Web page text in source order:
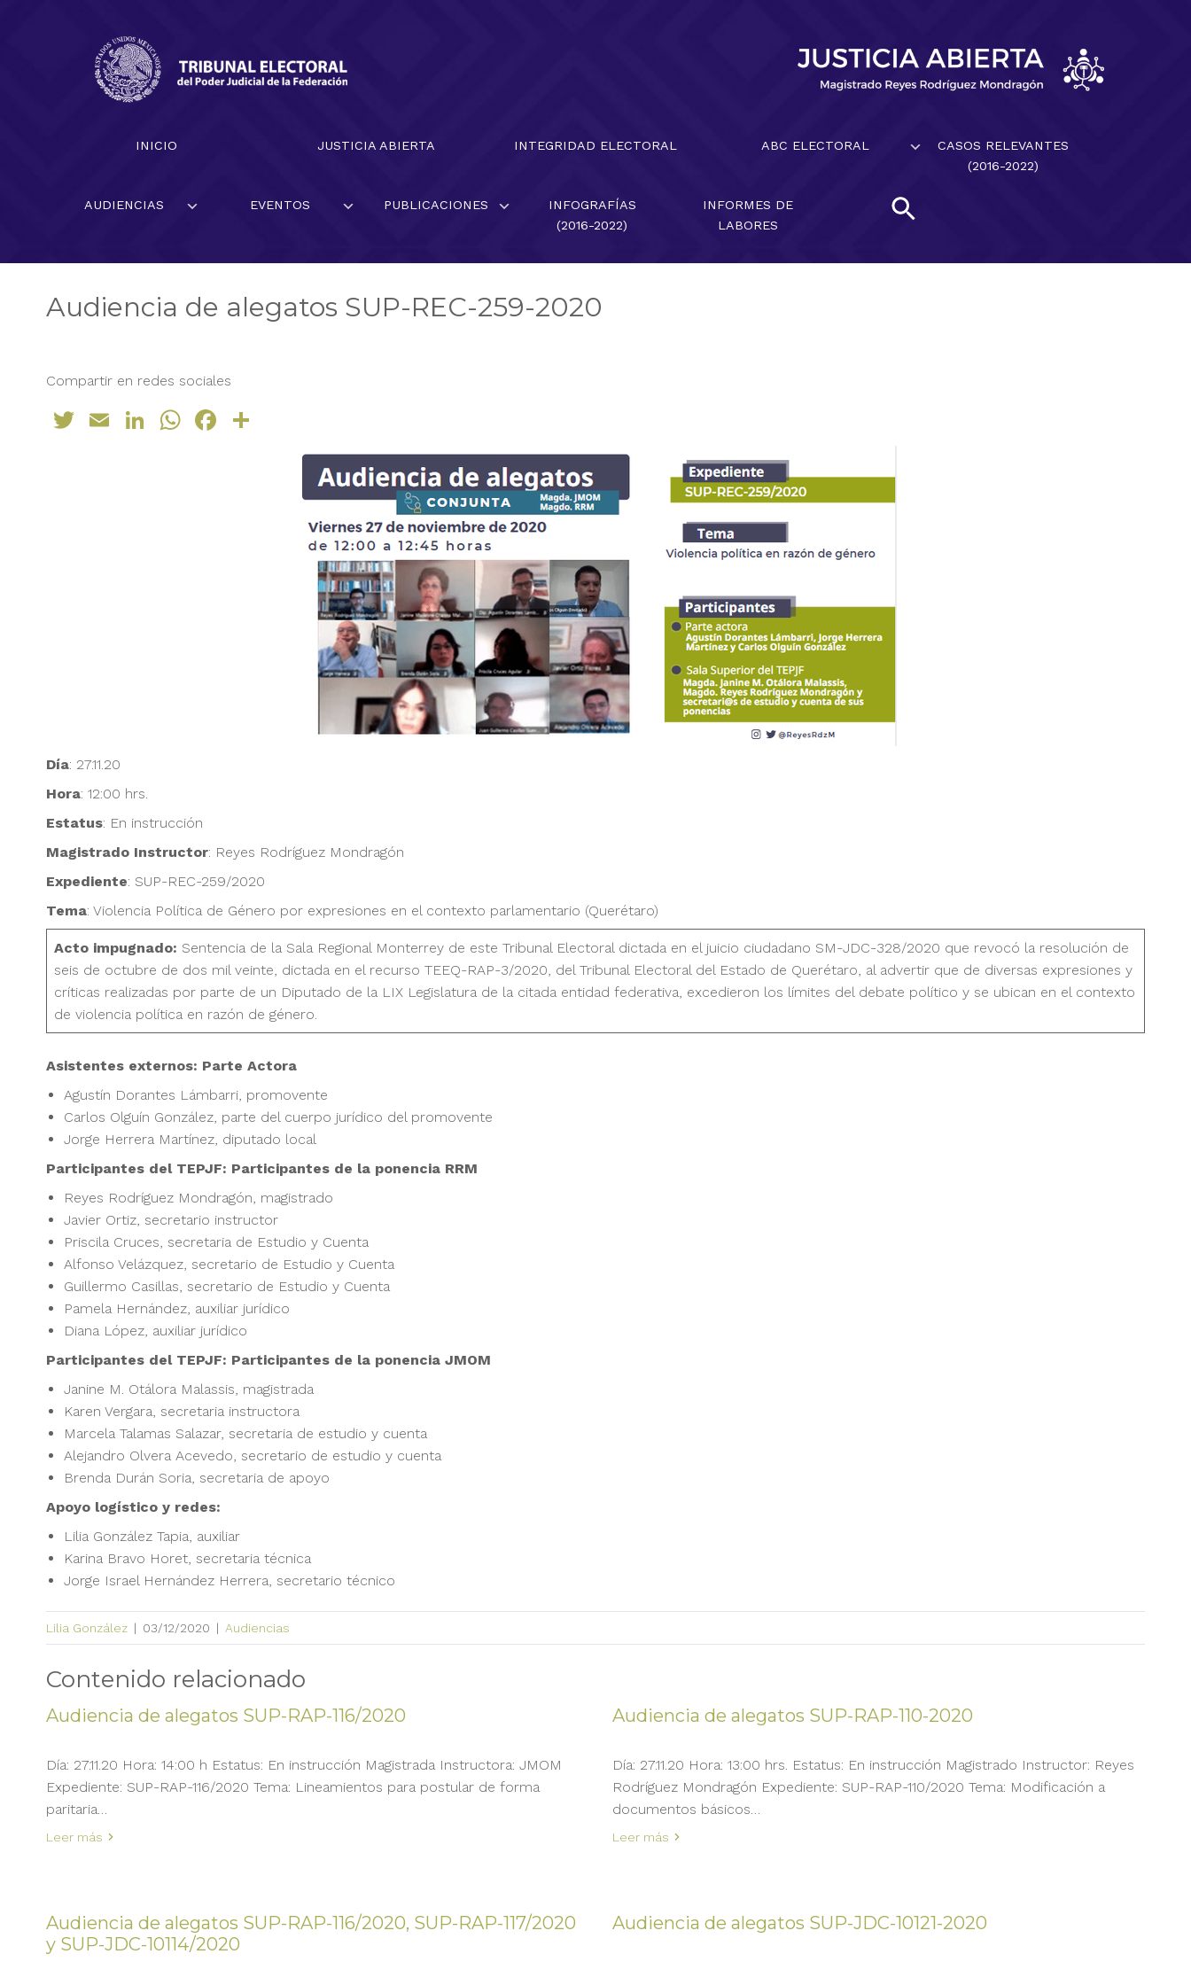
INICIO JUSTICIA ABIERTA INTEGRIDAD ELECTORAL ABC ELECTORAL
CASOS RELEVANTES
(2016-2022)
AUDIENCIAS EVENTOS PUBLICACIONES
INFOGRAFÍAS
(2016-2022)
INFORMES DE
LABORES
Audiencia de alegatos SUP-REC-259-2020
Compartir en redes sociales
Twitter
EmailLinkedIn
WhatsApp
Facebook
Día: 27.11.20
Hora: 12:00 hrs.
Estatus: En instrucción
Magistrado Instructor: Reyes Rodríguez Mondragón
Expediente: SUP-REC-259/2020
Tema: Violencia Política de Género por expresiones en el contexto parlamentario (Querétaro)
Acto impugnado: Sentencia de la Sala Regional Monterrey de este Tribunal Electoral dictada en el juicio ciudadano SM-JDC-328/2020 que revocó la resolución de
seis de octubre de dos mil veinte, dictada en el recurso TEEQ-RAP-3/2020, del Tribunal Electoral del Estado de Querétaro, al advertir que de diversas expresiones y
críticas realizadas por parte de un Diputado de la LIX Legislatura de la citada entidad federativa, excedieron los límites del debate político y se ubican en el contexto
de violencia política en razón de género.
Asistentes externos: Parte Actora
Agustín Dorantes Lámbarri, promovente
Carlos Olguín González, parte del cuerpo jurídico del promovente
Jorge Herrera Martínez, diputado local
Participantes del TEPJF: Participantes de la ponencia RRM
Reyes Rodríguez Mondragón, magistrado
Javier Ortiz, secretario instructor
Priscila Cruces, secretaria de Estudio y Cuenta
Alfonso Velázquez, secretario de Estudio y Cuenta
Guillermo Casillas, secretario de Estudio y Cuenta
Pamela Hernández, auxiliar jurídico
Diana López, auxiliar jurídico
Participantes del TEPJF: Participantes de la ponencia JMOM
Janine M. Otálora Malassis, magistrada
Karen Vergara, secretaria instructora
Marcela Talamas Salazar, secretaria de estudio y cuenta
Alejandro Olvera Acevedo, secretario de estudio y cuenta
Brenda Durán Soria, secretaria de apoyo
Apoyo logístico y redes:
Lilia González Tapia, auxiliar
Karina Bravo Horet, secretaria técnica
Jorge Israel Hernández Herrera, secretario técnico
Lilia González | 03/12/2020 | Audiencias
Contenido relacionado
Audiencia de alegatos SUP-RAP-116/2020
Día: 27.11.20 Hora: 14:00 h Estatus: En instrucción Magistrada Instructora: JMOM
Expediente: SUP-RAP-116/2020 Tema: Lineamientos para postular de forma
paritaria…
Leer más
Audiencia de alegatos SUP-RAP-110-2020
Día: 27.11.20 Hora: 13:00 hrs. Estatus: En instrucción Magistrado Instructor: Reyes
Rodríguez Mondragón Expediente: SUP-RAP-110/2020 Tema: Modificación a
documentos básicos…
Leer más
Audiencia de alegatos SUP-RAP-116/2020, SUP-RAP-117/2020
y SUP-JDC-10114/2020
Audiencia de alegatos SUP-JDC-10121-2020